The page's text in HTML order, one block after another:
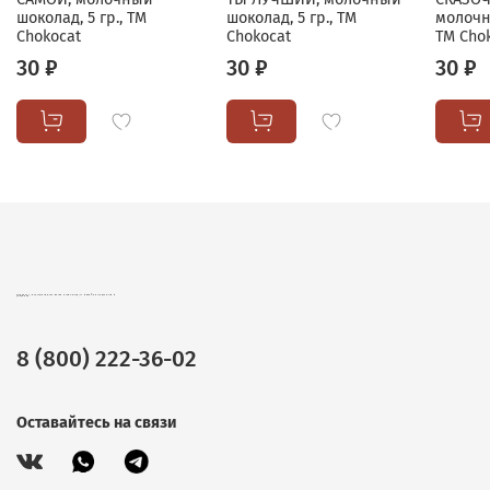
шоколад, 5 гр., TM
Chokocat
30 ₽
шоколад, 5 гр., TM
Chokocat
30 ₽
TM
30 ₽
8 (800) 222-36-02
Оставайтесь на связи